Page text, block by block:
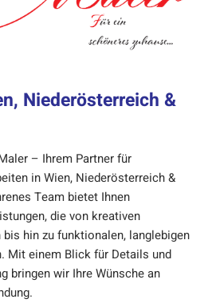
Niederösterreich &
– Ihrem Partner für
in Wien, Niederösterreich &
Team bietet Ihnen
die von kreativen
hin zu funktionalen, langlebigen
Mit einem Blick für Details und
bringen wir Ihre Wünsche an